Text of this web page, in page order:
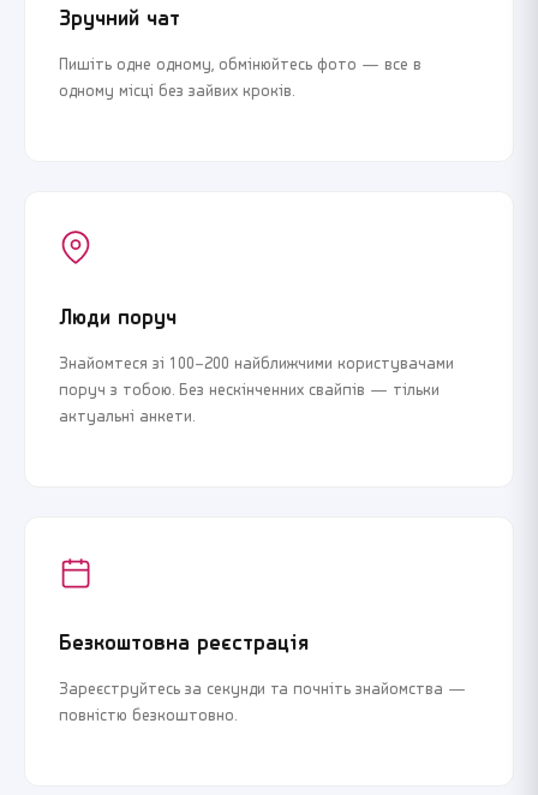
Зручний чат
Пишіть одне одному, обмінюйтесь фото — все в
одному місці без зайвих кроків.
Люди поруч
Знайомтеся зі 100–200 найближчими користувачами
поруч з тобою. Без нескінченних свайпів — тільки
актуальні анкети.
Безкоштовна реєстрація
Зареєструйтесь за секунди та почніть знайомства —
повністю безкоштовно.